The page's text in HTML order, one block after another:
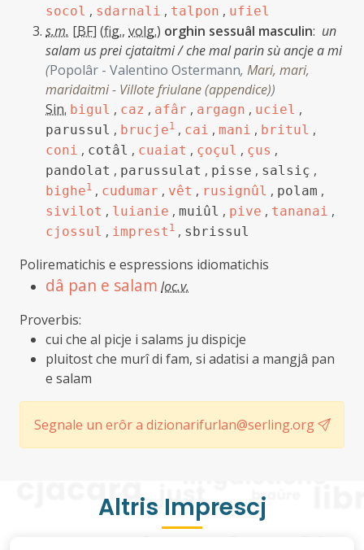
socol , sdarnali , talpon , ufiel
s.m. [BF] (fig., volg.) orghin sessuâl masculin: un
salam us prei cjataitmi / che mal parin sù ancje a mi
(Popolâr - Valentino Ostermann, Mari, mari,
maridaitmi - Villote friulane (appendice))
Sin. bigul , caz , afâr , argagn , uciel ,
parussul , brucje1 , cai , mani , britul ,
coni , cotâl , cuaiat , çoçul , çus ,
pandolat , parussulat , pisse , salsiç ,
bighe1 , cudumar , vêt , rusignûl , polam ,
sivilot , luianie , muiûl , pive , tananai ,
cjossul , imprest 1 , sbrissul
Polirematichis e espressions idiomatichis
dâ pan e salam loc.v.
Proverbis:
cui che al picje i salams ju dispicje
pluitost che murî di fam, si adatisi a mangjâ pan
e salam
Segnale un erôr a dizionarifurlan@serling.org
Altris Imprescj